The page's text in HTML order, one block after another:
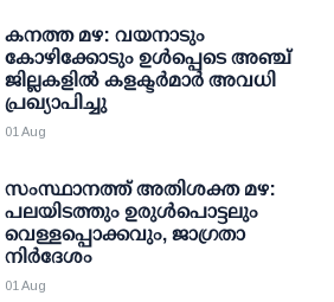
കനത്ത മഴ: വയനാടും
കോഴിക്കോടും ഉള്‍പ്പെടെ അഞ്ച്
ജില്ലകളില്‍ കളക്ടര്‍മാര്‍ അവധി
പ്രഖ്യാപിച്ചു
01 Aug
സംസ്ഥാനത്ത് അതിശക്ത മഴ:
പലയിടത്തും ഉരുള്‍പൊട്ടലും
വെള്ളപ്പൊക്കവും, ജാഗ്രതാ
നിര്‍ദേശം
01 Aug